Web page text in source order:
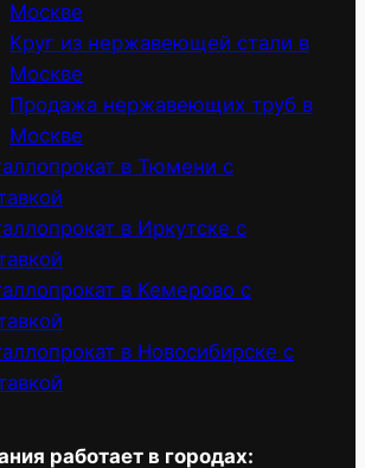
Москве
Круг из нержавеющей стали в
Москве
Продажа нержавеющих труб в
Москве
в Тюмени с
в Иркутске с
в Кемерово с
в Новосибирске с
работает в городах: